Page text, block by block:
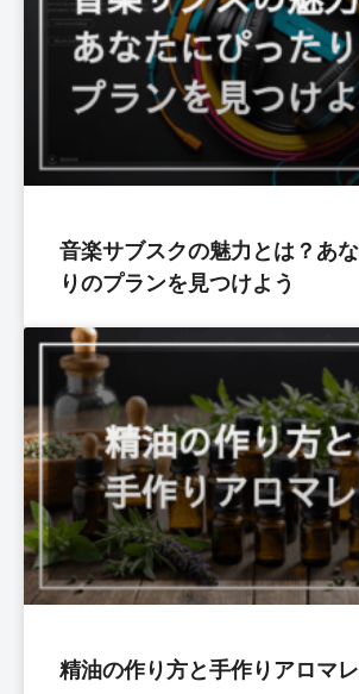
音楽サブスクの魅力とは？あ
りのプランを見つけよう
精油の作り方と手作りアロマ